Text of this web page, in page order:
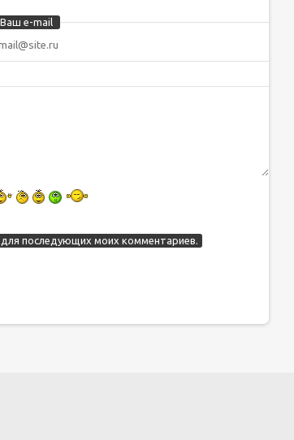
Ваш e-mail
последующих моих комментариев.